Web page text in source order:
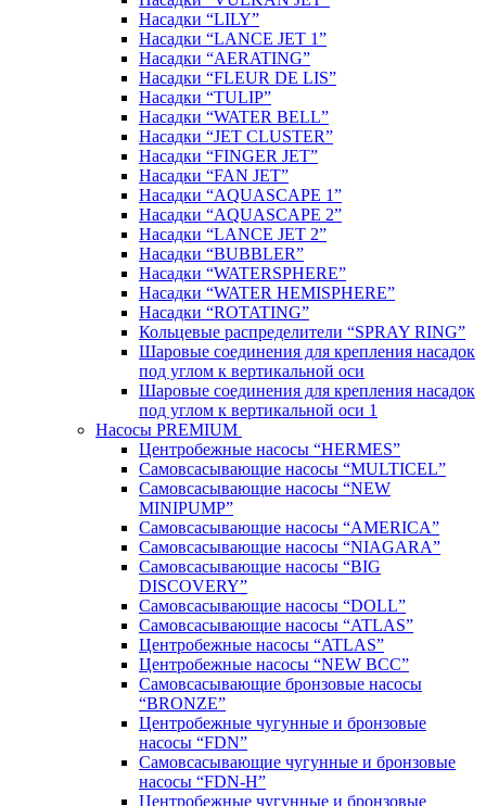
Насадки “LILY”
Насадки “LANCE JET 1”
Насадки “AERATING”
Насадки “FLEUR DE LIS”
Насадки “TULIP”
Насадки “WATER BELL”
Насадки “JET CLUSTER”
Насадки “FINGER JET”
Насадки “FAN JET”
Насадки “AQUASCAPE 1”
Насадки “AQUASCAPE 2”
Насадки “LANCE JET 2”
Насадки “BUBBLER”
Насадки “WATERSPHERE”
Насадки “WATER HEMISPHERE”
Насадки “ROTATING”
Кольцевые распределители “SPRAY RING”
Шаровые соединения для крепления насадок
под углом к вертикальной оси
Шаровые соединения для крепления насадок
под углом к вертикальной оси 1
Насосы PREMIUM
Центробежные насосы “HERMES”
Самовсасывающие насосы “MULTICEL”
Самовсасывающие насосы “NEW
MINIPUMP”
Самовсасывающие насосы “AMERICA”
Самовсасывающие насосы “NIAGARA”
Самовсасывающие насосы “BIG
DISCOVERY”
Самовсасывающие насосы “DOLL”
Самовсасывающие насосы “ATLAS”
Центробежные насосы “ATLAS”
Центробежные насосы “NEW BCC”
Самовсасывающие бронзовые насосы
“BRONZE”
Центробежные чугунные и бронзовые
насосы “FDN”
Самовсасывающие чугунные и бронзовые
насосы “FDN-Н”
Центробежные чугунные и бронзовые